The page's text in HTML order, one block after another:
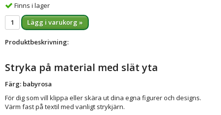
Finns i lager
Lägg i varukorg »
Produktbeskrivning:
Stryka på material med slät yta
Färg: babyrosa
För dig som vill klippa eller skära ut dina egna figurer och designs.
Värm fast på textil med vanligt strykjärn.